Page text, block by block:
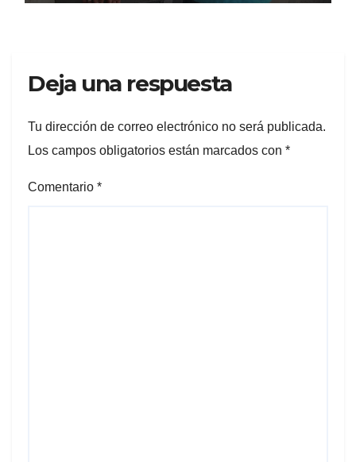
Deja una respuesta
Tu dirección de correo electrónico no será publicada.
Los campos obligatorios están marcados con *
Comentario *